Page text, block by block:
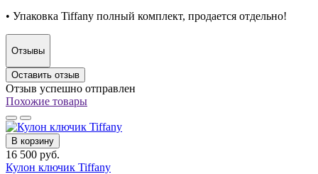
• Упаковка Tiffany полный комплект, продается отдельно!
Отзывы
Оставить отзыв
Отзыв успешно отправлен
Похожие товары
В корзину
16 500 руб.
Кулон ключик Tiffany